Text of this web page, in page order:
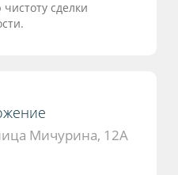
сделки
Мичурина, 12А